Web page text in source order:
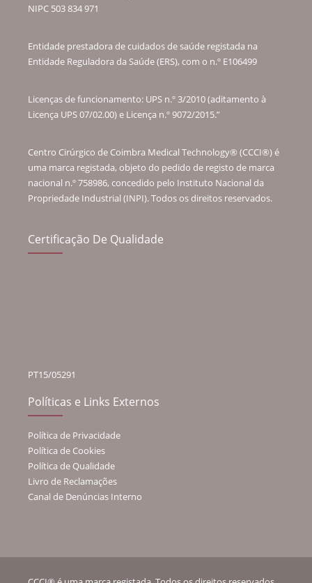
NIPC 503 834 971
Entidade prestadora de cuidados de saúde registada na
Entidade Reguladora da Saúde (ERS), com o n.º E106499
Licenças de funcionamento: UPS n.º 3/2010 (aditamento à
Licença UPS 07/02.00) e Licença n.º 9072/2015.”
Centro Cirúrgico de Coimbra Medical Technology® (CCCI®) é
uma marca registada, objeto do pedido de registo de marca
nacional n.º 758986, concedido pelo Instituto Nacional da
Propriedade Industrial (INPI). Todos os direitos reservados.
Certificação De Qualidade
PT15/05291
Políticas e Links Externos
Política de Privacidade
Política de Cookies
Política de Qualidade
Livro de Reclamações
Canal de Denúncias Interno